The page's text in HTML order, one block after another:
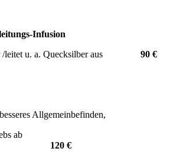
Infusion
/leitet u. a. Quecksilber aus 90 €
Allgemeinbefinden,
ab
120 €